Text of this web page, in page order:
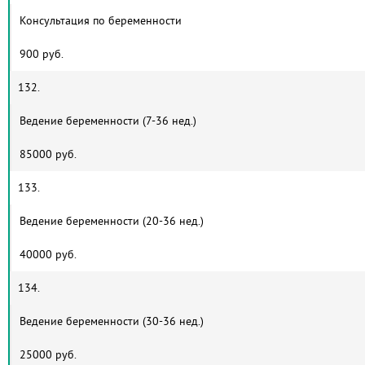
Консультация по беременности
900 руб.
132.
Ведение беременности (7-36 нед.)
85000 руб.
133.
Ведение беременности (20-36 нед.)
40000 руб.
134.
Ведение беременности (30-36 нед.)
25000 руб.